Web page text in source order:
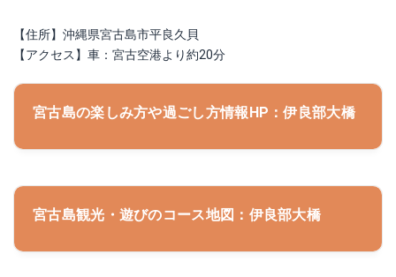
【住所】沖縄県宮古島市平良久貝
【アクセス】車：宮古空港より約20分
宮古島の楽しみ方や過ごし方情報HP：伊良部大橋
宮古島観光・遊びのコース地図：伊良部大橋